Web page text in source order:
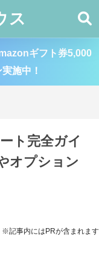
ス
ギフト券5,000
施中！
ト完全ガイ
オプション
※記事内にはPRが含まれます